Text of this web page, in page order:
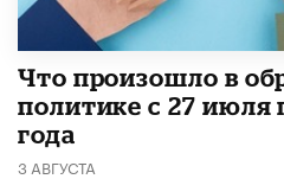
​Что произошло в
политике с 27 июля
года
3 АВГУСТА